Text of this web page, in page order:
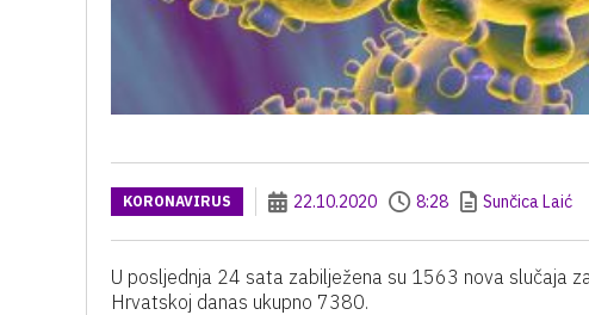
KORONAVIRUS 22.10.2020 8:28 Sunčica Laić
U posljednja 24 sata zabilježena su 1563 nova slučaja
Hrvatskoj danas ukupno 7380.